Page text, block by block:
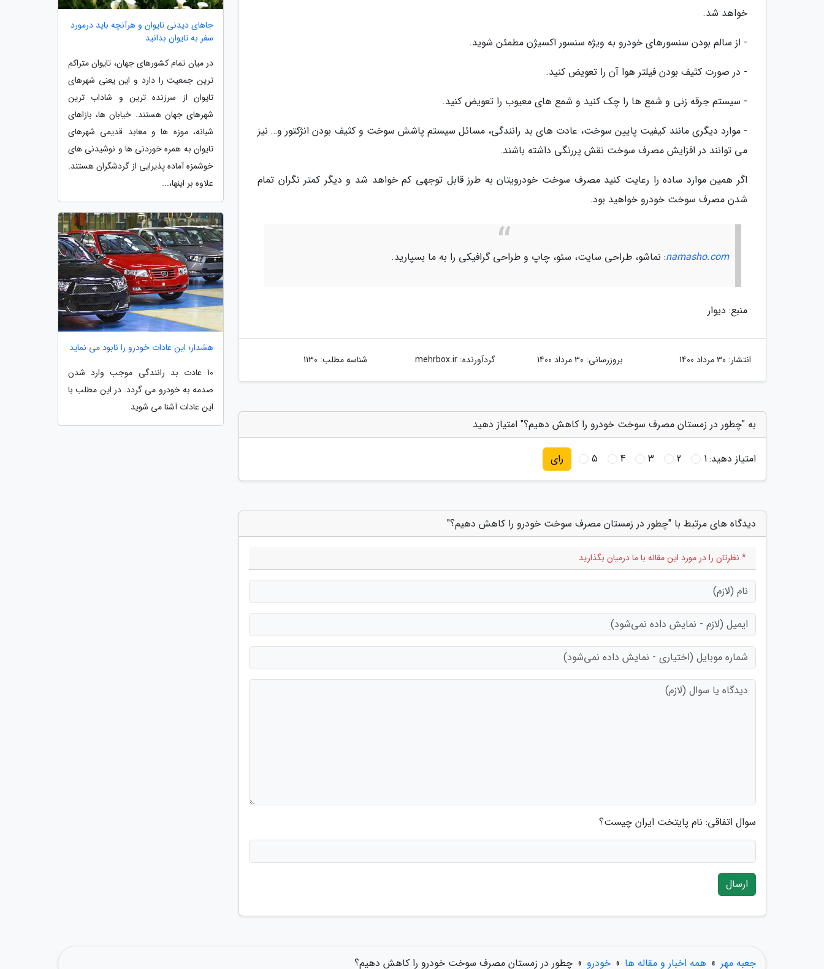
خواهد شد.
- از سالم بودن سنسورهای خودرو به ویژه سنسور اکسیژن مطمئن شوید.
- در صورت کثیف بودن فیلتر هوا آن را تعویض کنید.
- سیستم جرقه زنی و شمع ها را چک کنید و شمع های معیوب را تعویض کنید.
- موارد دیگری مانند کیفیت پایین سوخت، عادت های بد رانندگی، مسائل سیستم پاشش سوخت و کثیف بودن انژکتور و… نیز
می توانند در افزایش مصرف سوخت نقش پررنگی داشته باشند.
اگر همین موارد ساده را رعایت کنید مصرف سوخت خودرویتان به طرز قابل توجهی کم خواهد شد و دیگر کمتر نگران تمام
شدن مصرف سوخت خودرو خواهید بود.
namasho.com: نماشو، طراحی سایت، سئو، چاپ و طراحی گرافیکی را به ما بسپارید.
منبع: دیوار
انتشار: 30 مرداد 1400 بروزرسانی: 30 مرداد 1400 گردآورنده:mehrbox.ir شناسه مطلب: 1130
به "چطور در زمستان مصرف سوخت خودرو را کاهش دهیم؟" امتیاز دهید
امتیاز دهید:1
2
3
4
5 رای
دیدگاه های مرتبط با "چطور در زمستان مصرف سوخت خودرو را کاهش دهیم؟"
* نظرتان را در مورد این مقاله با ما درمیان بگذارید
سوال اتفاقی: نام پایتخت ایران چیست؟
ارسال
جاهای دیدنی تایوان و هرآنچه باید درمورد
سفر به تایوان بدانید
در میان تمام کشورهای جهان، تایوان متراکم
ترین جمعیت را دارد و این یعنی شهرهای
تایوان از سرزنده ترین و شاداب ترین
شهرهای جهان هستند. خیابان ها، بازاهای
شبانه، موزه ها و معابد قدیمی شهرهای
تایوان به همره خوردنی ها و نوشیدنی های
خوشمزه آماده پذیرایی از گردشگران هستند.
علاوه بر اینها،...
هشدار؛ این عادات خودرو را نابود می نماید
10 عادت بد رانندگی موجب وارد شدن
صدمه به خودرو می گردد. در این مطلب با
این عادات آشنا می شوید.
جعبه مهر » همه اخبار و مقاله ها » خودرو » چطور در زمستان مصرف سوخت خودرو را کاهش دهیم؟